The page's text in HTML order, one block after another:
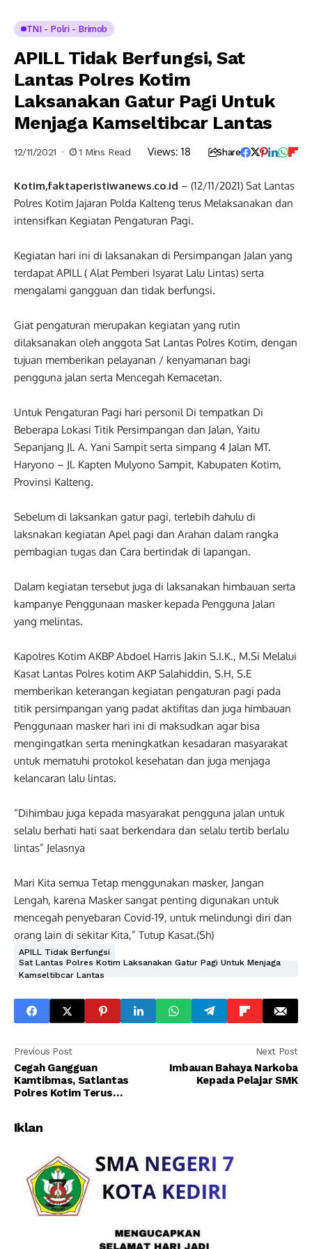
TNI - Polri - Brimob
APILL Tidak Berfungsi, Sat
Lantas Polres Kotim
Laksanakan Gatur Pagi Untuk
Menjaga Kamseltibcar Lantas
12/11/2021 1 Mins Read Views: 18 Share
Kotim,faktaperistiwanews.co.id – (12/11/2021) Sat Lantas
Polres Kotim Jajaran Polda Kalteng terus Melaksanakan dan
intensifkan Kegiatan Pengaturan Pagi.
Kegiatan hari ini di laksanakan di Persimpangan Jalan yang
terdapat APILL ( Alat Pemberi Isyarat Lalu Lintas) serta
mengalami gangguan dan tidak berfungsi.
Giat pengaturan merupakan kegiatan yang rutin
dilaksanakan oleh anggota Sat Lantas Polres Kotim, dengan
tujuan memberikan pelayanan / kenyamanan bagi
pengguna jalan serta Mencegah Kemacetan.
Untuk Pengaturan Pagi hari personil Di tempatkan Di
Beberapa Lokasi Titik Persimpangan dan Jalan, Yaitu
Sepanjang Jl. A. Yani Sampit serta simpang 4 Jalan MT.
Haryono – Jl. Kapten Mulyono Sampit, Kabupaten Kotim,
Provinsi Kalteng.
Sebelum di laksankan gatur pagi, terlebih dahulu di
laksnakan kegiatan Apel pagi dan Arahan dalam rangka
pembagian tugas dan Cara bertindak di lapangan.
Dalam kegiatan tersebut juga di laksanakan himbauan serta
kampanye Penggunaan masker kepada Pengguna Jalan
yang melintas.
Kapolres Kotim AKBP Abdoel Harris Jakin S.I.K., M.Si Melalui
Kasat Lantas Polres kotim AKP Salahiddin, S.H, S.E
memberikan keterangan kegiatan pengaturan pagi pada
titik persimpangan yang padat aktifitas dan juga himbauan
Penggunaan masker hari ini di maksudkan agar bisa
mengingatkan serta meningkatkan kesadaran masyarakat
untuk mematuhi protokol kesehatan dan juga menjaga
kelancaran lalu lintas.
“Dihimbau juga kepada masyarakat pengguna jalan untuk
selalu berhati hati saat berkendara dan selalu tertib berlalu
lintas” Jelasnya
Mari Kita semua Tetap menggunakan masker, Jangan
Lengah, karena Masker sangat penting digunakan untuk
mencegah penyebaran Covid-19, untuk melindungi diri dan
orang lain di sekitar Kita,” Tutup Kasat.(Sh)
APILL Tidak Berfungsi
Sat Lantas Polres Kotim Laksanakan Gatur Pagi Untuk Menjaga
Kamseltibcar Lantas
Previous Post
Cegah Gangguan
Kamtibmas, Satlantas
Polres Kotim Terus
Next Post
Imbauan Bahaya Narkoba
Kepada Pelajar SMK
Iklan